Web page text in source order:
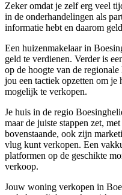
Zeker omdat je zelf erg veel
in de onderhandelingen als
informatie hebt en daarom
Een huizenmakelaar in
geld te verdienen. Verder is
op de hoogte van de
jou een tactiek opzetten om
mogelijk te verkopen.
Je huis in de regio
maar de juiste stappen zet,
bovenstaande, ook zijn
vlug kunt verkopen. Een
platformen op de geschikte
verkoop.
Jouw woning verkopen in